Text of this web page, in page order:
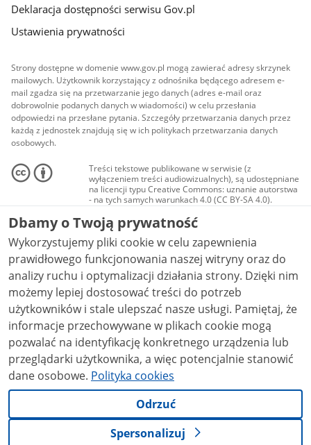
Deklaracja dostępności serwisu Gov.pl
Ustawienia prywatności
Strony dostępne w domenie www.gov.pl mogą zawierać adresy skrzynek
mailowych. Użytkownik korzystający z odnośnika będącego adresem e-
mail zgadza się na przetwarzanie jego danych (adres e-mail oraz
dobrowolnie podanych danych w wiadomości) w celu przesłania
odpowiedzi na przesłane pytania. Szczegóły przetwarzania danych przez
każdą z jednostek znajdują się w ich politykach przetwarzania danych
osobowych.
Treści tekstowe publikowane w serwisie (z
wyłączeniem treści audiowizualnych), są udostępniane
na licencji typu Creative Commons: uznanie autorstwa
- na tych samych warunkach 4.0 (CC BY-SA 4.0).
Materiały audiowizualne, w tym zdjęcia, materiały
audio i wideo, są udostępniane na licencji typu
Creative Commons: uznanie autorstwa użycie
niekomercyjne - bez utworów zależnych 4.0 (CC BY-
NC-ND 4.0), o ile nie jest to stwierdzone inaczej.
Dbamy o Twoją prywatność
Wykorzystujemy pliki cookie w celu zapewnienia
prawidłowego funkcjonowania naszej witryny oraz do
analizy ruchu i optymalizacji działania strony. Dzięki nim
możemy lepiej dostosować treści do potrzeb
użytkowników i stale ulepszać nasze usługi. Pamiętaj, że
informacje przechowywane w plikach cookie mogą
pozwalać na identyfikację konkretnego urządzenia lub
przeglądarki użytkownika, a więc potencjalnie stanowić
dane osobowe. Polityka cookies
Odrzuć
Spersonalizuj